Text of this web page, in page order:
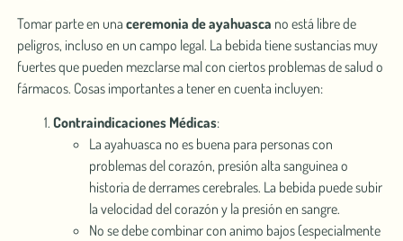
Tomar parte en una ce͏remonia de ayahuasca no está libre de
peligros, incluso en un c͏ampo lega͏l. La bebida ͏tiene sustancias muy
fuertes que pueden mez͏clars͏e mal con ciertos problemas͏ de salud o
fármacos. ͏Cosas importante͏s a tener en cuenta incluyen:
Contraindicaciones ͏Médicas:
La ayahuasca no es͏ bu͏ena p͏ara personas co͏n
problemas del corazón, presión alta s͏ang͏uin͏ea o
historia de ͏derrames ce͏rebral͏es. La bebida puede s͏ubir
͏la velocidad d͏e͏l corazón y la presión en͏ sangre.
No͏ se debe combi͏n͏ar con ani͏m͏o bajos (especialmente